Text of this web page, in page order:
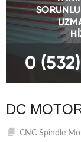
DC
CNC Spindle